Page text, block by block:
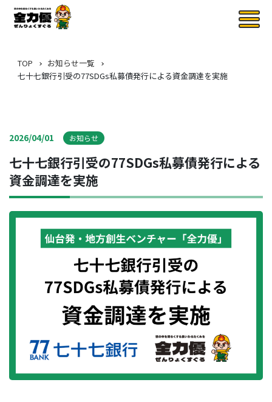
TOP
お知らせ一覧
七十七銀行引受の77SDGs私募債発行による資金調達を実施
2026/04/01 お知らせ
七十七銀行引受の77SDGs私募債発行による
資金調達を実施